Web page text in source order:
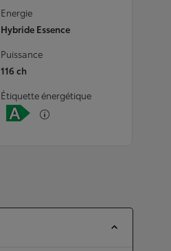
Energie
Hybride Essence
Puissance
116 ch
Étiquette énergétique